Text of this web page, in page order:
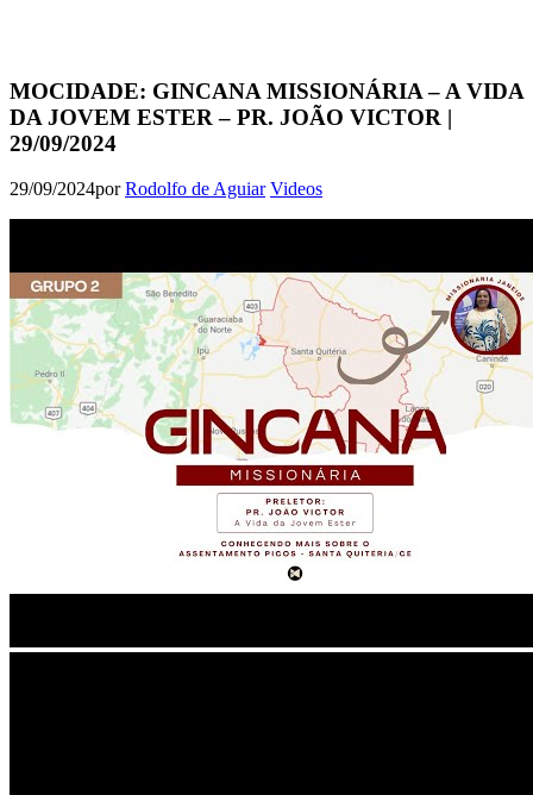
MOCIDADE: GINCANA MISSIONÁRIA – A VIDA
DA JOVEM ESTER – PR. JOÃO VICTOR |
29/09/2024
29/09/2024porRodolfo de Aguiar Videos